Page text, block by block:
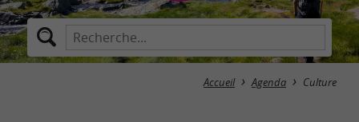
Accueil Agenda Culture